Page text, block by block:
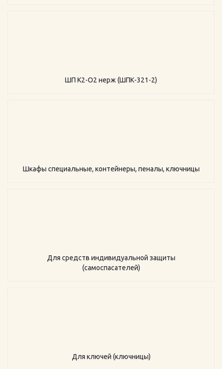
ШП К2-О2 нерж (ШПК-321-2)
Шкафы специальные, контейнеры, пеналы, ключницы
Для средств индивидуальной защиты
(самоспасателей)
Для ключей (ключницы)